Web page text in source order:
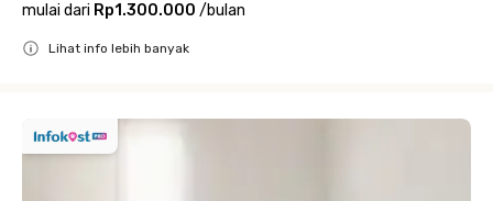
mulai dari Rp1.300.000 /bulan
Lihat info lebih banyak